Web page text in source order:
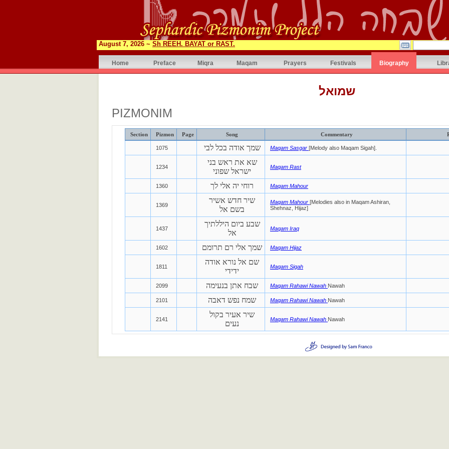
August 7, 2026 ~ Sh REEH. BAYAT or RAST.
Home Preface Miqra Maqam Prayers Festivals Biography
שמואל
PIZMONIM
Section Pizmon Page Song Commentary
1075 שמך אודה בכל לבי Maqam Sasgar [Melody also Maqam Sigah].
1234
שא את ראש בני
ישראל שפוני
Maqam Rast
1360 רוחי יה אלי לך Maqam Mahour
1369
שיר חדש אשיר
בשם אל
Maqam Mahour [Melodies also in Maqam Ashiran,
Shehnaz, Hijaz]
1437
שבע ביום היללתיך
אל
Maqam Iraq
1602 שמך אלי רם תרומם Maqam Hijaz
1811
שם אל נורא אודה
ידידי
Maqam Sigah
2099 שבח אתן בנעימה Maqam Rahawi Nawah Nawah
2101 שמח נפש דאבה Maqam Rahawi Nawah Nawah
2141
שיר אעיר בקול
נעים
Maqam Rahawi Nawah Nawah